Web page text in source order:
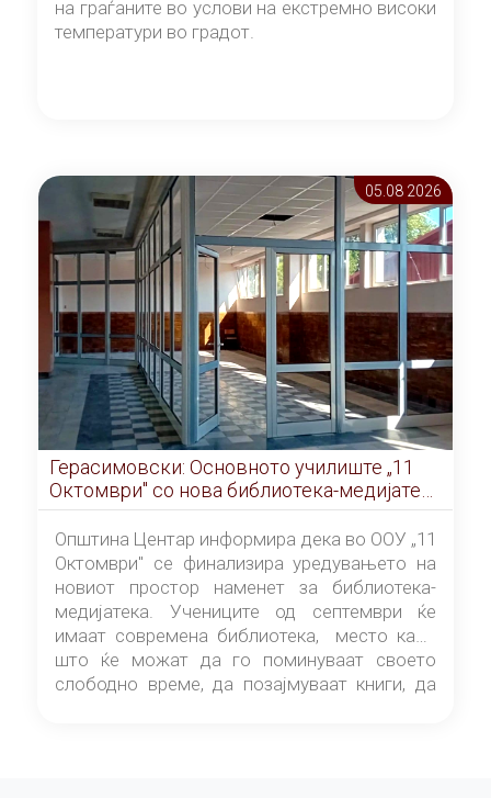
на граѓаните во услови на екстремно високи
температури во градот.
05.08 2026
Герасимовски: Основното училиште „11
Октомври" со нова библиотека-медијатека
од септември
Општина Центар информира дека во ООУ „11
Октомври" се финализира уредувањето на
новиот простор наменет за библиотека-
медијатека. Учениците од септември ќе
имаат современа библиотека, место каде
што ќе можат да го поминуваат своето
слободно време, да позајмуваат книги, да